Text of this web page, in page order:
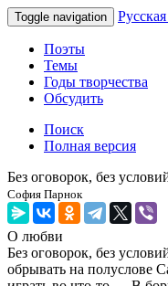
Toggle navigation
Поэты
Темы
Годы творчества
Обсудить
Поиск
Полная версия
Без оговорок, без
София Парнок
О любви
Без оговорок, без
обрывать на полуслове